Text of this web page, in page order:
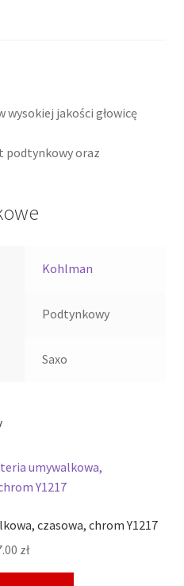
wysokiej jakości głowicę
podtynkowy oraz
Kohlman
Podtynkowy
Saxo
czasowa, chrom Y1217
zł